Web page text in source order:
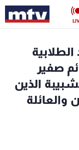
صفير
الذين